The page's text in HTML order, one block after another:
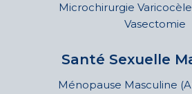
Microchirurgie
Vasectomie
Santé Sexuelle
Ménopause Masculine